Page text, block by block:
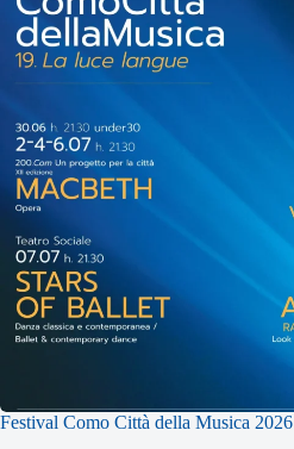
Festival Como Città della Musica 2026